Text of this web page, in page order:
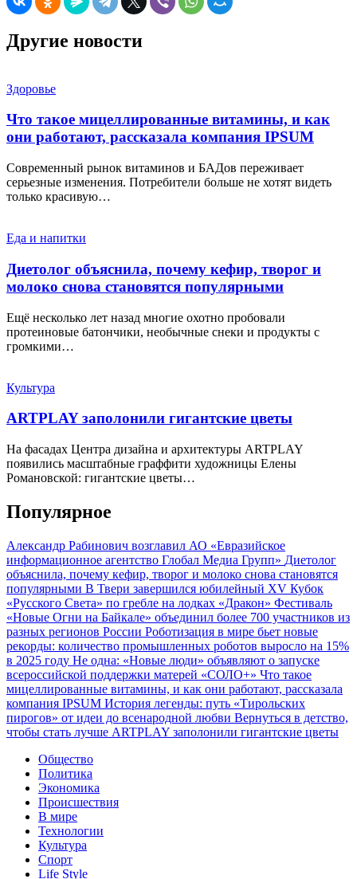
Другие новости
Здоровье
Что такое мицеллированные витамины, и как
они работают, рассказала компания IPSUM
Современный рынок витаминов и БАДов переживает
серьезные изменения. Потребители больше не хотят видеть
только красивую…
Еда и напитки
Диетолог объяснила, почему кефир, творог и
молоко снова становятся популярными
Ещё несколько лет назад многие охотно пробовали
протеиновые батончики, необычные снеки и продукты с
громкими…
Культура
ARTPLAY заполонили гигантские цветы
На фасадах Центра дизайна и архитектуры ARTPLAY
появились масштабные граффити художницы Елены
Романовской: гигантские цветы…
Популярное
Александр Рабинович возглавил АО «Евразийское
информационное агентство Глобал Медиа Групп» Диетолог
объяснила, почему кефир, творог и молоко снова становятся
популярными В Твери завершился юбилейный XV Кубок
«Русского Света» по гребле на лодках «Дракон» Фестиваль
«Новые Огни на Байкале» объединил более 700 участников из
разных регионов России Роботизация в мире бьет новые
рекорды: количество промышленных роботов выросло на 15%
в 2025 году Не одна: «Новые люди» объявляют о запуске
всероссийской поддержки матерей «СОЛО+» Что такое
мицеллированные витамины, и как они работают, рассказала
компания IPSUM История легенды: путь «Тирольских
пирогов» от идеи до всенародной любви Вернуться в детство,
чтобы стать лучше ARTPLAY заполонили гигантские цветы
Общество
Политика
Экономика
Происшествия
В мире
Технологии
Культура
Спорт
Life Style